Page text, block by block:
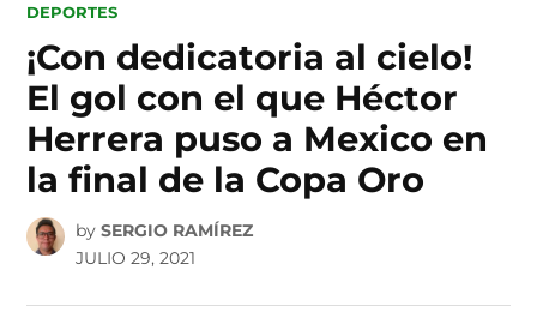
POSTED
DEPORTES
¡Con dedicatoria al cielo!
El gol con el que Héctor
Herrera puso a Mexico en
la final de la Copa Oro
by SERGIO RAMÍREZ
JULIO 29, 2021